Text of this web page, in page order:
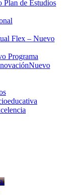
Plan de Estudios
Flex – Nuevo
Programa
Nuevo